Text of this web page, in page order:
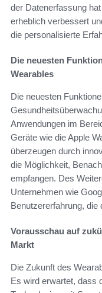
der Datenerfassung
erheblich verbessert
die personalisierte
Die neuesten
Wearables
Die neuesten
Anwendungen im
Geräte wie die Apple
überzeugen durch
die Möglichkeit,
empfangen. Des
Unternehmen wie
Benutzererfahrung, die
Vorausschau auf
Markt
Die Zukunft des
Es wird erwartet, dass